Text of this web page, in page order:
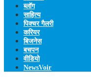
ब्लॉग
साहित्य
पिक्चर गैलरी
करियर
बिजनेस
बचपन
वीडियो
NewsVoir